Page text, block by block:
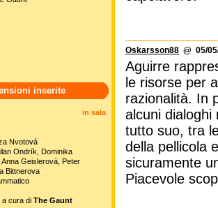
Oskarsson88 @ 05/
Aguirre
le risorse per
razionalità. In
alcuni
tutto suo, tra
della pellicola
sicuramente
Piacevole
inserite
in sala
Nvotová
Ondrík, Dominika
Geislerová, Peter
Bittnerova
a cura di The Gaunt